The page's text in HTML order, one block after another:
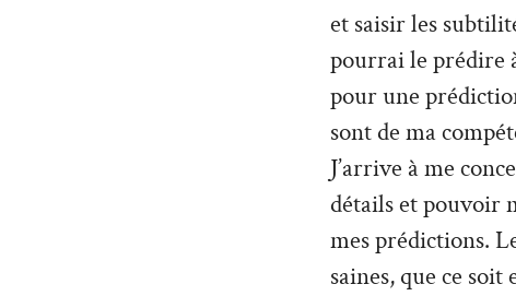
et saisir les
pourrai le prédire
pour une
sont de ma
J’arrive à me
détails et pouvoir
mes prédictions.
saines, que ce